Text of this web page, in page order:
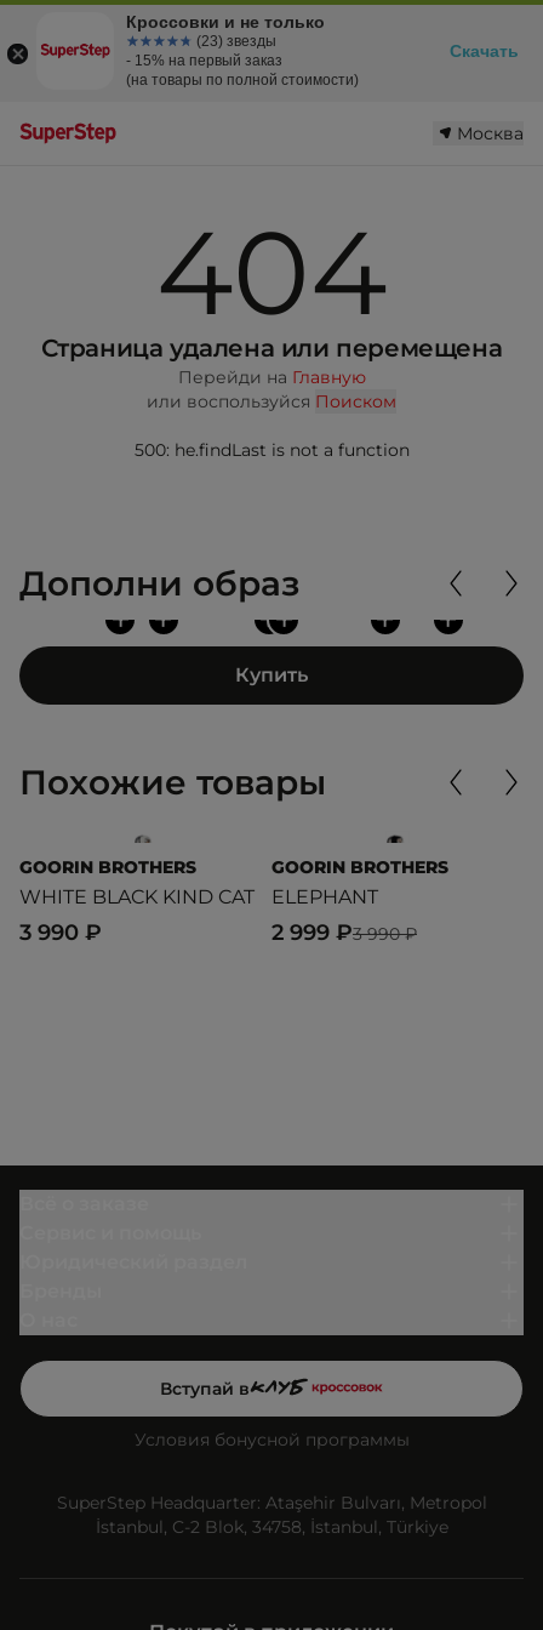
Москва
404
Страница удалена или перемещена
Перейди на Главную
или воспользуйся Поиском
500: he.findLast is not a function
Дополни образ
+
+
+ + +
+
Купить
Похожие товары
GOORIN BROTHERS
WHITE BLACK KIND CAT
3 990 ₽
GOORIN BROTHERS
ELEPHANT
3 990 ₽
2 999 ₽
Вступай в
Условия бонусной программы
SuperStep Headquarter: Ataşehir Bulvarı, Metropol
İstanbul, C-2 Blok, 34758, İstanbul, Türkiye
Кроссовки и не только
☆☆☆☆☆
★★★★★ (23) звезды
- 15% на первый заказ
(на товары по полной стоимости)
Скачать